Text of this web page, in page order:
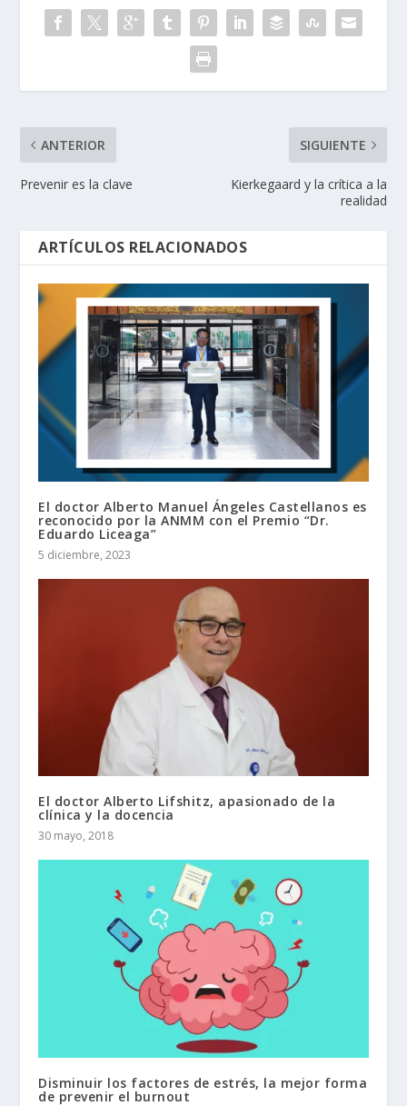
ANTERIOR
Prevenir es la clave
SIGUIENTE
Kierkegaard y la crítica a la
realidad
ARTÍCULOS RELACIONADOS
El doctor Alberto Manuel Ángeles Castellanos es
reconocido por la ANMM con el Premio “Dr.
Eduardo Liceaga”
5 diciembre, 2023
El doctor Alberto Lifshitz, apasionado de la
clínica y la docencia
30 mayo, 2018
Disminuir los factores de estrés, la mejor forma
de prevenir el burnout